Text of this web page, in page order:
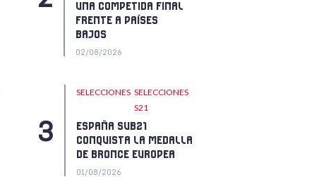
UNA COMPETIDA FINAL
FRENTE A PAÍSES
BAJOS
02/08/2026
SELECCIONES SELECCIONES
S21
ESPAÑA SUB21
CONQUISTA LA MEDALLA
DE BRONCE EUROPEA
01/08/2026